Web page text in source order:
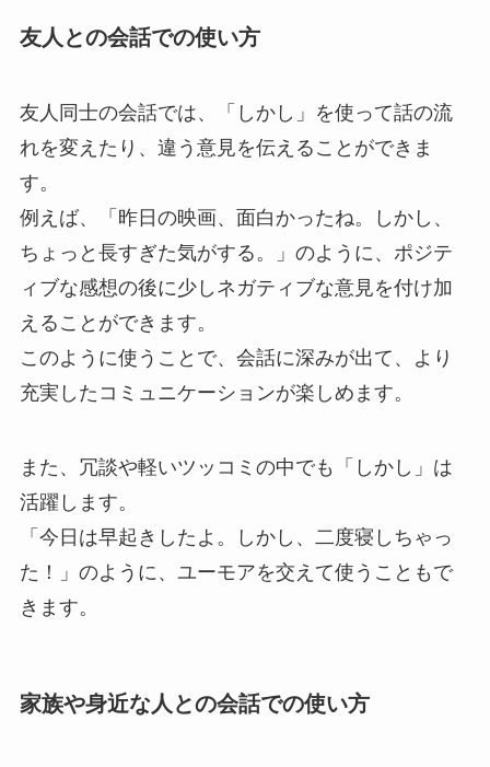
友人との会話での使い方
友人同士の会話では、「しかし」を使って話の流
れを変えたり、違う意見を伝えることができま
す。
例えば、「昨日の映画、面白かったね。しかし、
ちょっと長すぎた気がする。」のように、ポジテ
ィブな感想の後に少しネガティブな意見を付け加
えることができます。
このように使うことで、会話に深みが出て、より
充実したコミュニケーションが楽しめます。
また、冗談や軽いツッコミの中でも「しかし」は
活躍します。
「今日は早起きしたよ。しかし、二度寝しちゃっ
た！」のように、ユーモアを交えて使うこともで
きます。
家族や身近な人との会話での使い方